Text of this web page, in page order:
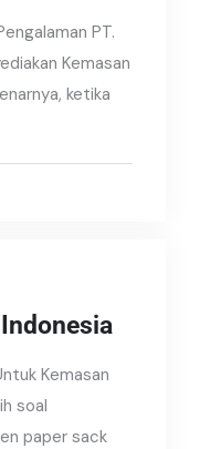
PT.
Kemasan
ketika
Kemasan
soal
paper sack